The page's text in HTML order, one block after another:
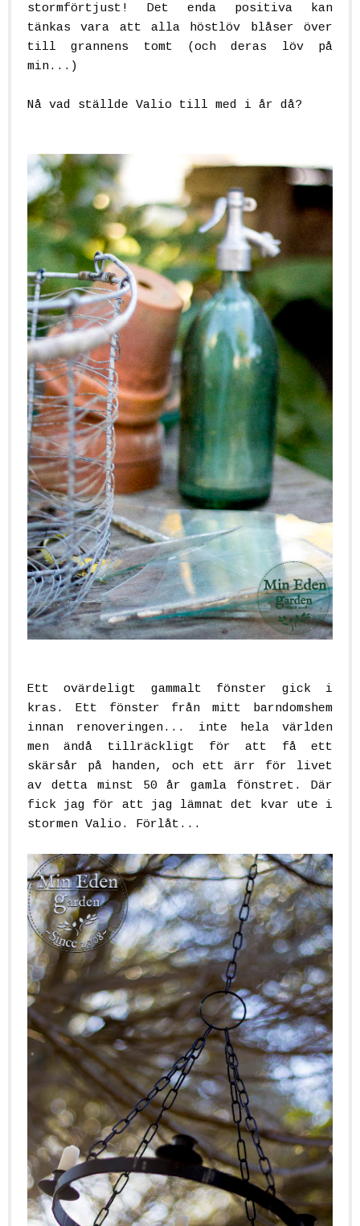
stormförtjust! Det enda positiva kan
tänkas vara att alla höstlöv blåser över
till grannens tomt (och deras löv på
min...)
Nå vad ställde Valio till med i år då?
Ett ovärdeligt gammalt fönster gick i
kras. Ett fönster från mitt barndomshem
innan renoveringen... inte hela världen
men ändå tillräckligt för att få ett
skärsår på handen, och ett ärr för livet
av detta minst 50 år gamla fönstret. Där
fick jag för att jag lämnat det kvar ute i
stormen Valio. Förlåt...